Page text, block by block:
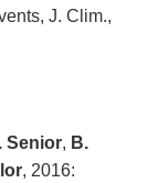
J. Clim.,
Senior, B.
, 2016: